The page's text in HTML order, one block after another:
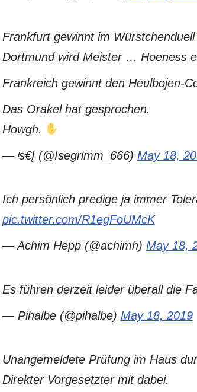
Frankfurt gewinnt im Würstchenduell
Dortmund wird Meister … Hoeness
Frankreich gewinnt den Heulbojen-
Das Orakel hat gesprochen.
Howgh.
— ᶤѕ€Į (@Isegrimm_666) May 18,
Ich persönlich predige ja immer
pic.twitter.com/R1egFoUMcK
— Achim Hepp (@achimh) May 18,
Es führen derzeit leider überall die
— Pihalbe (@pihalbe) May 18, 2019
Unangemeldete Prüfung im Haus
Direkter Vorgesetzter mit dabei.